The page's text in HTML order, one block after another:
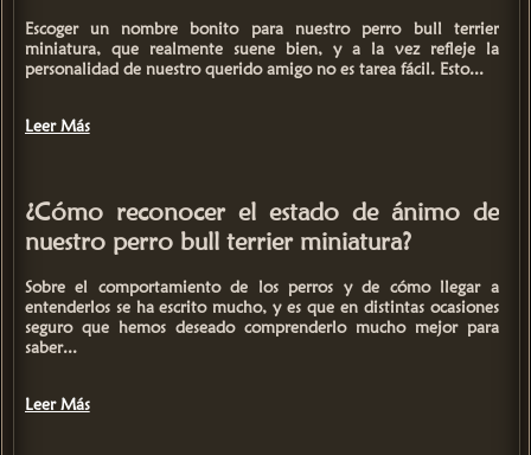
Escoger un nombre bonito para nuestro perro bull terrier
miniatura, que realmente suene bien, y a la vez refleje la
personalidad de nuestro querido amigo no es tarea fácil. Esto...
Leer Más
¿Cómo reconocer el estado de ánimo de
nuestro perro bull terrier miniatura?
Sobre el comportamiento de los perros y de cómo llegar a
entenderlos se ha escrito mucho, y es que en distintas ocasiones
seguro que hemos deseado comprenderlo mucho mejor para
saber...
Leer Más